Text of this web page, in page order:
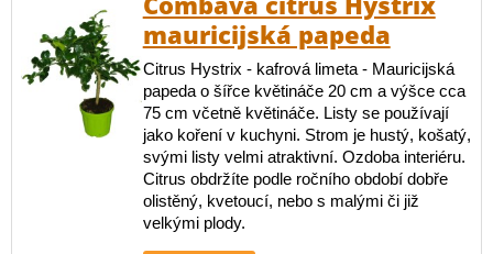
mauricijská papeda
Citrus Hystrix - kafrová limeta - Mauricijská
papeda o šířce květináče 20 cm a výšce cca
75 cm včetně květináče. Listy se používají
jako koření v kuchyni. Strom je hustý, košatý,
svými listy velmi atraktivní. Ozdoba interiéru.
Citrus obdržíte podle ročního období dobře
olistěný, kvetoucí, nebo s malými či již
velkými plody.